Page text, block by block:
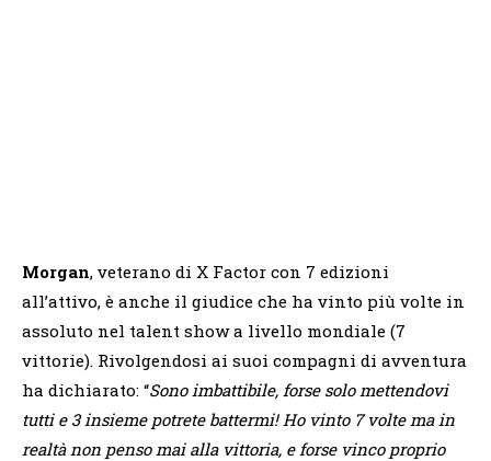
Morgan, veterano di X Factor con 7 edizioni
all’attivo, è anche il giudice che ha vinto più volte in
assoluto nel talent show a livello mondiale (7
vittorie). Rivolgendosi ai suoi compagni di avventura
ha dichiarato: “Sono imbattibile, forse solo mettendovi
tutti e 3 insieme potrete battermi! Ho vinto 7 volte ma in
realtà non penso mai alla vittoria, e forse vinco proprio